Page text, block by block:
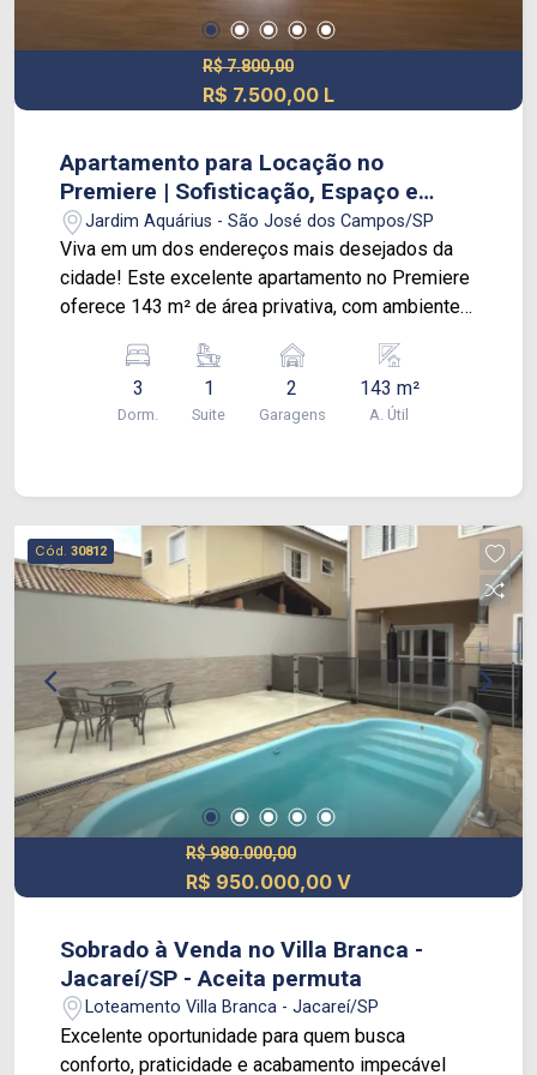
R$ 7.800,00
R$ 7.500,00 L
Apartamento para Locação no
Premiere | Sofisticação, Espaço e
Conforto
Jardim Aquárius - São José dos Campos/SP
Viva em um dos endereços mais desejados da
cidade! Este excelente apartamento no Premiere
oferece 143 m² de área privativa, com ambientes
proporcionar conforto e praticidade para toda a
para vários ambientes, integrada à varanda
independente. Na área íntima, são dormitórios
confortáveis, incluindo uma suíte aconchegante,
garantindo privacidade e bem-estar. Os
acabamentos de qualidade e a excelente
iluminação natural tornam cada ambiente ainda
mais agradável. O condomínio oferece
infraestrutura completa de lazer e segurança,
proporcionando qualidade de vida e tranquilidade
para seus moradores. Localização privilegiada,
próxima a comércios, escolas, supermercados,
restaurantes e com fácil acesso às principais
vias da cidade. 143 m² de conforto, elegância e
exclusividade esperando por você! Agende sua
3
Dorm.
1
Suite
2
Garagens
143 m²
A. Útil
Cód. 30812
R$ 980.000,00
R$ 950.000,00 V
Sobrado à Venda no Villa Branca -
Jacareí/SP - Aceita permuta
Loteamento Villa Branca - Jacareí/SP
Excelente oportunidade para quem busca
conforto, praticidade e acabamento impecável